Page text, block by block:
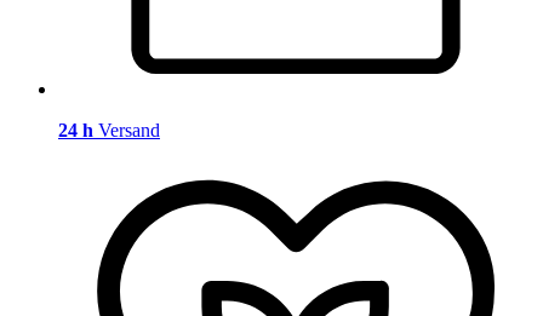
24 h Versand